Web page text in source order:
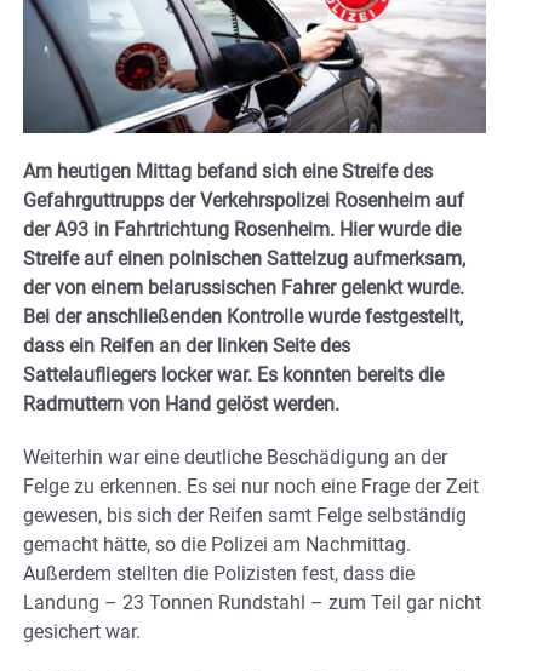
Am heutigen Mittag befand sich eine Streife des
Gefahrguttrupps der Verkehrspolizei Rosenheim auf
der A93 in Fahrtrichtung Rosenheim. Hier wurde die
Streife auf einen polnischen Sattelzug aufmerksam,
der von einem belarussischen Fahrer gelenkt wurde.
Bei der anschließenden Kontrolle wurde festgestellt,
dass ein Reifen an der linken Seite des
Sattelaufliegers locker war. Es konnten bereits die
Radmuttern von Hand gelöst werden.
Weiterhin war eine deutliche Beschädigung an der
Felge zu erkennen. Es sei nur noch eine Frage der Zeit
gewesen, bis sich der Reifen samt Felge selbständig
gemacht hätte, so die Polizei am Nachmittag.
Außerdem stellten die Polizisten fest, dass die
Landung – 23 Tonnen Rundstahl – zum Teil gar nicht
gesichert war.